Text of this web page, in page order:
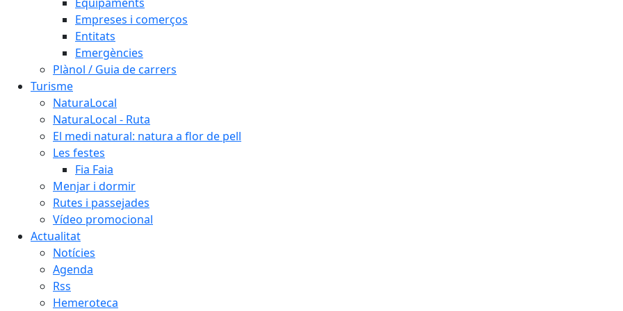
Empreses i comerços
Entitats
Emergències
Plànol / Guia de carrers
Turisme
NaturaLocal
NaturaLocal - Ruta
El medi natural: natura a flor de pell
Les festes
Fia Faia
Menjar i dormir
Rutes i passejades
Vídeo promocional
Actualitat
Notícies
Agenda
Rss
Hemeroteca